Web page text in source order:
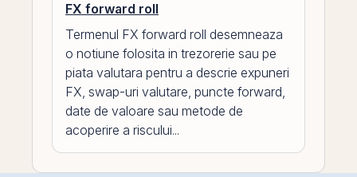
FX forward roll
Termenul FX forward roll desemneaza
o notiune folosita in trezorerie sau pe
piata valutara pentru a descrie expuneri
FX, swap-uri valutare, puncte forward,
date de valoare sau metode de
acoperire a riscului...